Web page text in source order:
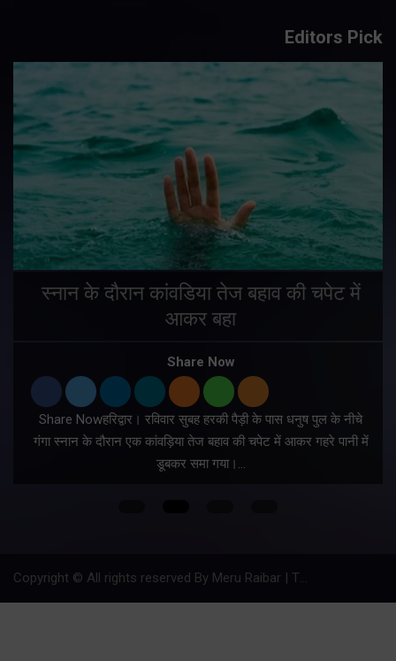
Editors Pick
स्नान के दौरान कांवडिया तेज बहाव की चपेट में
आकर बहा
Share Now
Share Nowहरिद्वार। रविवार सुबह हरकी पैड़ी के पास धनुष पुल के नीचे
गंगा स्नान के दौरान एक कांवड़िया तेज बहाव की चपेट में आकर गहरे पानी में
डूबकर समा गया।…
Copyright © All rights reserved By Meru Raibar | Theme by